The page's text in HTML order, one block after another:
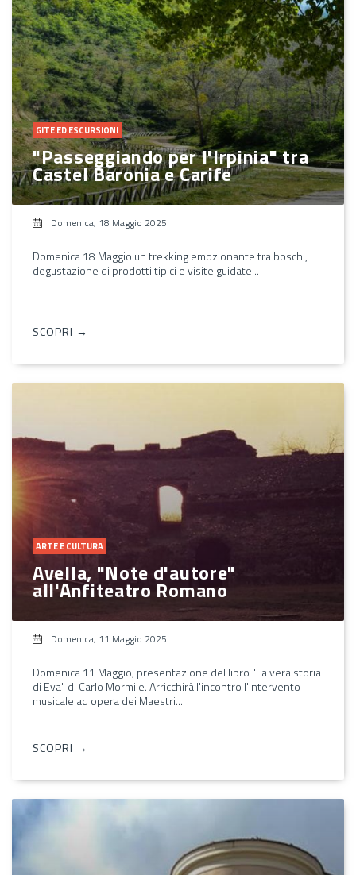
GITE ED ESCURSIONI
"Passeggiando per l'Irpinia" tra
Castel Baronia e Carife
Domenica, 18 Maggio 2025
Domenica 18 Maggio un trekking emozionante tra boschi,
degustazione di prodotti tipici e visite guidate...
SCOPRI →
ARTE E CULTURA
Avella, "Note d'autore"
all'Anfiteatro Romano
Domenica, 11 Maggio 2025
Domenica 11 Maggio, presentazione del libro "La vera storia
di Eva" di Carlo Mormile. Arricchirà l'incontro l'intervento
musicale ad opera dei Maestri...
SCOPRI →